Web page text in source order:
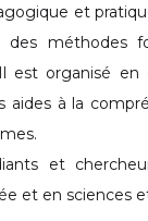
et
des méthodes
est organisé
à la
et
et en sciences